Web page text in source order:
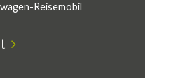
Reisemobil